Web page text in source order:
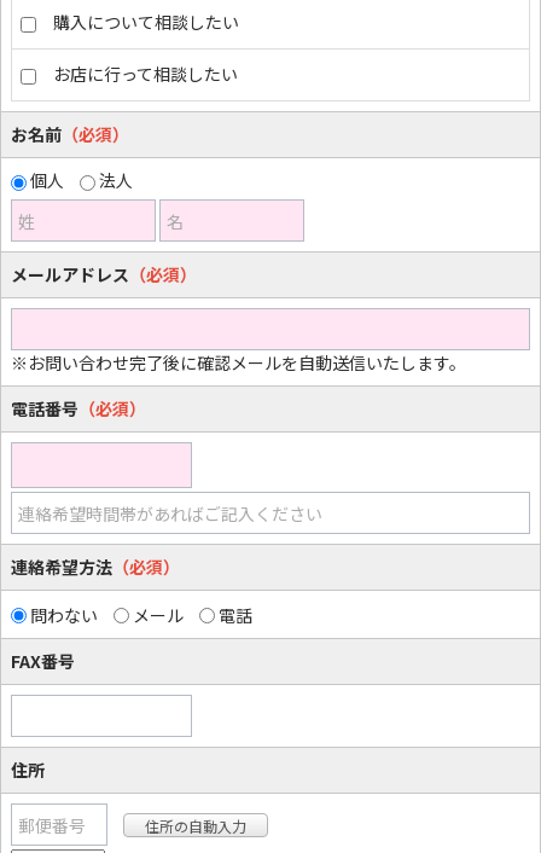
購入について相談したい
お店に行って相談したい
お名前 （必須）
個人
法人
姓
名
メールアドレス （必須）
※お問い合わせ完了後に確認メールを自動送信いたします。
電話番号 （必須）
連絡希望時間帯があればご記入ください
連絡希望方法 （必須）
問わない
メール
電話
FAX番号
住所
郵便番号